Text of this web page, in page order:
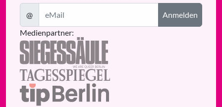
@
Anmelden
Medienpartner: